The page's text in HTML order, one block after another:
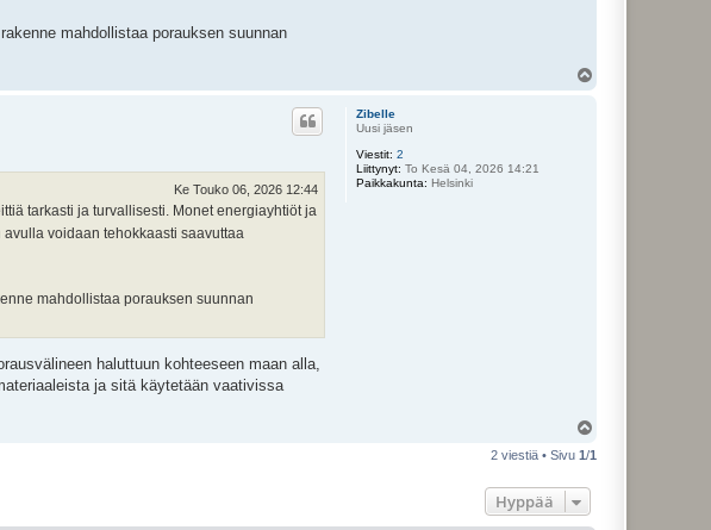
mahdollistaa porauksen suunnan
Zibelle
Uusi jäsen
Viestit: 2
Liittynyt: To Kesä 04, 2026 14:21
Paikkakunta: Helsinki
Ke Touko 06, 2026 12:44
tarkasti ja turvallisesti. Monet energiayhtiöt ja
voidaan tehokkaasti saavuttaa
mahdollistaa porauksen suunnan
haluttuun kohteeseen maan alla,
ja sitä käytetään vaativissa
ö
2 viestiä • Sivu 1/1
Hyppää